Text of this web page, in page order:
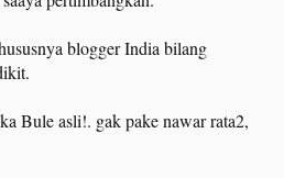
blogger India bilang
Bule asli!. gak pake nawar rata2,